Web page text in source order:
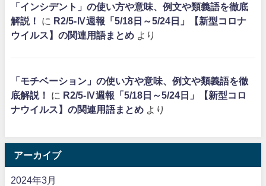
「インシデント」の使い方や意味、例文や類義語を徹底
解説！
に R2/5-Ⅳ週報「5/18日～5/24日」【新型コロナ
ウイルス】の関連用語まとめ より
「モチベーション」の使い方や意味、例文や類義語を徹
底解説！
に R2/5-Ⅳ週報「5/18日～5/24日」【新型コロ
ナウイルス】の関連用語まとめ より
アーカイブ
2024年3月